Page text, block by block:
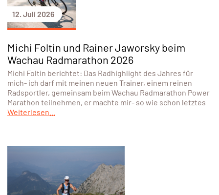
12. Juli 2026
Michi Foltin und Rainer Jaworsky beim
Wachau Radmarathon 2026
Michi Foltin berichtet: Das Radhighlight des Jahres für
mich- ich darf mit meinen neuen Trainer, einem reinen
Radsportler, gemeinsam beim Wachau Radmarathon Power
Marathon teilnehmen, er machte mir- so wie schon letztes
Weiterlesen...